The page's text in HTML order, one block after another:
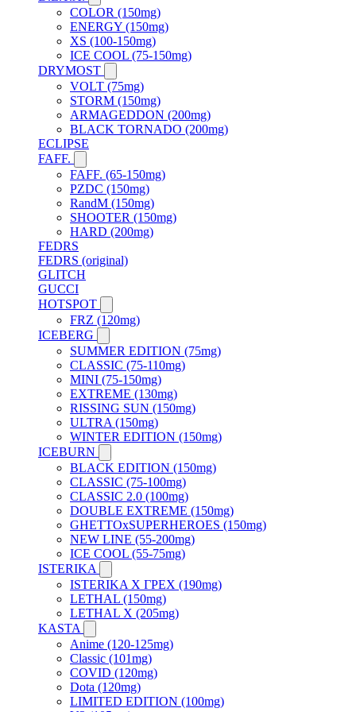
COLOR (150mg)
ENERGY (150mg)
XS (100-150mg)
ICE COOL (75-150mg)
DRYMOST
VOLT (75mg)
STORM (150mg)
ARMAGEDDON (200mg)
BLACK TORNADO (200mg)
ECLIPSE
FAFF.
FAFF. (65-150mg)
PZDC (150mg)
RandM (150mg)
SHOOTER (150mg)
HARD (200mg)
FEDRS
FEDRS (original)
GLITCH
GUCCI
HOTSPOT
FRZ (120mg)
ICEBERG
SUMMER EDITION (75mg)
CLASSIC (75-110mg)
MINI (75-150mg)
EXTREME (130mg)
RISSING SUN (150mg)
ULTRA (150mg)
WINTER EDITION (150mg)
ICEBURN
BLACK EDITION (150mg)
CLASSIC (75-100mg)
CLASSIC 2.0 (100mg)
DOUBLE EXTREME (150mg)
GHETTOxSUPERHEROES (150mg)
NEW LINE (55-200mg)
ICE COOL (55-75mg)
ISTERIKA
ISTERIKA X ГРЕХ (190mg)
LETHAL (150mg)
LETHAL X (205mg)
KASTA
Anime (120-125mg)
Classic (101mg)
COVID (120mg)
Dota (120mg)
LIMITED EDITION (100mg)